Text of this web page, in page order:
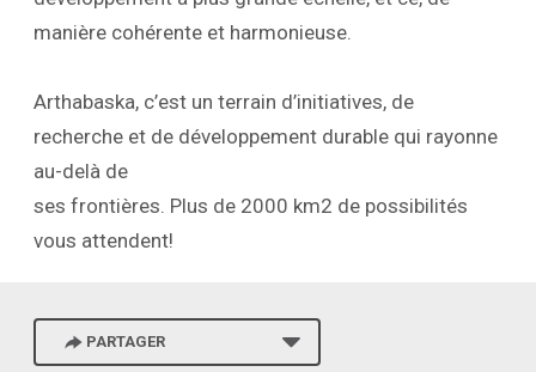
manière cohérente et harmonieuse.
Arthabaska, c’est un terrain d’initiatives, de
recherche et de développement durable qui rayonne
au-delà de
ses frontières. Plus de 2000 km2 de possibilités
vous attendent!
PARTAGER